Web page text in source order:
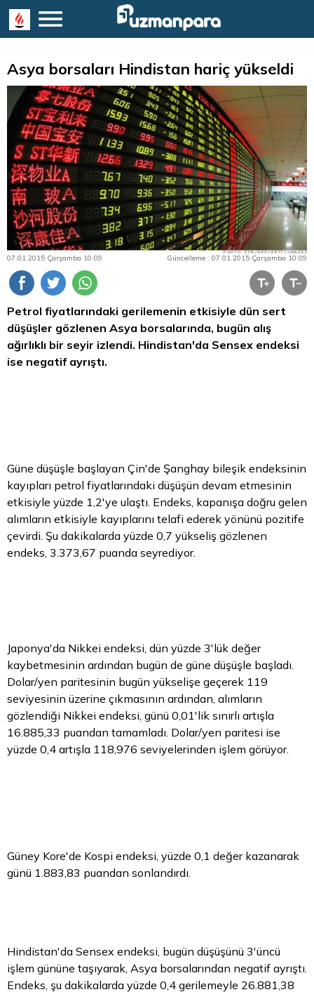
Asya borsaları Hindistan hariç yükseldi
07.01.2015 Çarşamba 10:09 Güncelleme : 07.01.2015 Çarşamba 10:09
Petrol fiyatlarındaki gerilemenin etkisiyle dün sert
düşüşler gözlenen Asya borsalarında, bugün alış
ağırlıklı bir seyir izlendi. Hindistan'da Sensex endeksi
ise negatif ayrıştı.
Güne düşüşle başlayan Çin'de Şanghay bileşik endeksinin
kayıpları petrol fiyatlarındaki düşüşün devam etmesinin
etkisiyle yüzde 1,2'ye ulaştı. Endeks, kapanışa doğru gelen
alımların etkisiyle kayıplarını telafi ederek yönünü pozitife
çevirdi. Şu dakikalarda yüzde 0,7 yükseliş gözlenen
endeks, 3.373,67 puanda seyrediyor.
Japonya'da Nikkei endeksi, dün yüzde 3'lük değer
kaybetmesinin ardından bugün de güne düşüşle başladı.
Dolar/yen paritesinin bugün yükselişe geçerek 119
seviyesinin üzerine çıkmasının ardından, alımların
gözlendiği Nikkei endeksi, günü 0,01'lik sınırlı artışla
16.885,33 puandan tamamladı. Dolar/yen paritesi ise
yüzde 0,4 artışla 118,976 seviyelerinden işlem görüyor.
Güney Kore'de Kospi endeksi, yüzde 0,1 değer kazanarak
günü 1.883,83 puandan sonlandırdı.
Hindistan'da Sensex endeksi, bugün düşüşünü 3'üncü
işlem gününe taşıyarak, Asya borsalarından negatif ayrıştı.
Endeks, şu dakikalarda yüzde 0,4 gerilemeyle 26.881,38